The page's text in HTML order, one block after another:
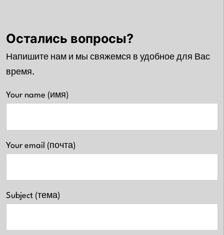
Остались вопросы?
Напишите нам и мы свяжемся в удобное для Вас
время.
Your name (имя)
Your email (почта)
Subject (тема)